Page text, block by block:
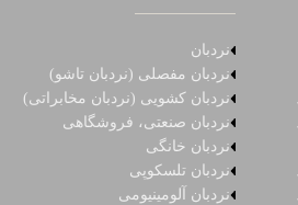
نردبان
نردبان مفصلی (نردبان تاشو)
نردبان کشویی (نردبان مخابراتی)
نردبان صنعتی، فروشگاهی
نردبان خانگی
نردبان تلسکوپی
نردبان آلومینیومی